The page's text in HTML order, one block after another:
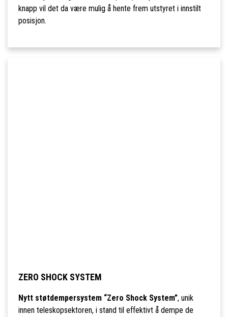
knapp vil det da være mulig å hente frem utstyret i innstilt
posisjon.
ZERO SHOCK SYSTEM
Nytt støtdempersystem “Zero Shock System”, unik
innen teleskopsektoren, i stand til effektivt å dempe de